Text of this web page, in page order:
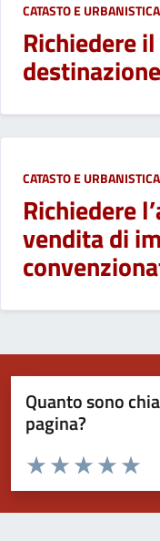
CATASTO E URBANISTICA
Richiedere
CATASTO E URBANISTICA
Richiedere
vendita di
Quanto sono
pagina?
Valuta da 1 a 5 stelle la
Valuta 4
Valuta 3
Valuta 2 stelle su
Valuta 1 stelle su 5